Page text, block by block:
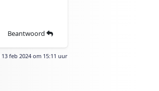
Beantwoord
feb 2024 om 15:11 uur